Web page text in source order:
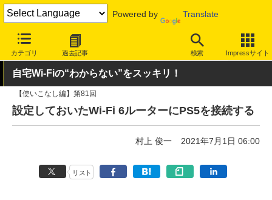
Powered by Translate
カテゴリ 過去記事 検索 Impressサイト
INTERNET Watch ハードウェア その他
自宅Wi-Fiの“わからない”をスッキリ！
【使いこなし編】第81回
設定しておいたWi-Fi 6ルーターにPS5を接続する
村上 俊一 2021年7月1日 06:00
リスト